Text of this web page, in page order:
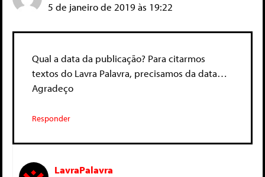
5 de janeiro de 2019 às 19:22
Qual a data da publicação? Para citarmos
textos do Lavra Palavra, precisamos da data…
Agradeço
Responder
LavraPalavra